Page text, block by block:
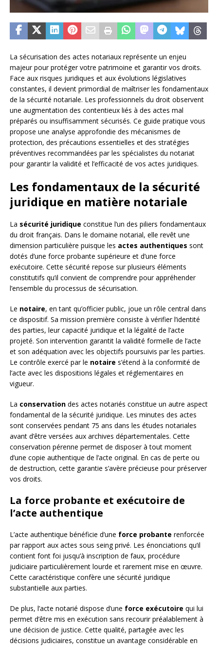
La sécurisation des actes notariaux représente un enjeu
majeur pour protéger votre patrimoine et garantir vos droits.
Face aux risques juridiques et aux évolutions législatives
constantes, il devient primordial de maîtriser les fondamentaux
de la sécurité notariale. Les professionnels du droit observent
une augmentation des contentieux liés à des actes mal
préparés ou insuffisamment sécurisés. Ce guide pratique vous
propose une analyse approfondie des mécanismes de
protection, des précautions essentielles et des stratégies
préventives recommandées par les spécialistes du notariat
pour garantir la validité et l’efficacité de vos actes juridiques.
Les fondamentaux de la sécurité
juridique en matière notariale
La sécurité juridique constitue l’un des piliers fondamentaux
du droit français. Dans le domaine notarial, elle revêt une
dimension particulière puisque les actes authentiques sont
dotés d’une force probante supérieure et d’une force
exécutoire. Cette sécurité repose sur plusieurs éléments
constitutifs qu’il convient de comprendre pour appréhender
l’ensemble du processus de sécurisation.
Le notaire, en tant qu’officier public, joue un rôle central dans
ce dispositif. Sa mission première consiste à vérifier l’identité
des parties, leur capacité juridique et la légalité de l’acte
projeté. Son intervention garantit la validité formelle de l’acte
et son adéquation avec les objectifs poursuivis par les parties.
Le contrôle exercé par le notaire s’étend à la conformité de
l’acte avec les dispositions légales et réglementaires en
vigueur.
La conservation des actes notariés constitue un autre aspect
fondamental de la sécurité juridique. Les minutes des actes
sont conservées pendant 75 ans dans les études notariales
avant d’être versées aux archives départementales. Cette
conservation pérenne permet de disposer à tout moment
d’une copie authentique de l’acte original. En cas de perte ou
de destruction, cette garantie s’avère précieuse pour préserver
vos droits.
La force probante et exécutoire de
l’acte authentique
L’acte authentique bénéficie d’une force probante renforcée
par rapport aux actes sous seing privé. Les énonciations qu’il
contient font foi jusqu’à inscription de faux, procédure
judiciaire particulièrement lourde et rarement mise en œuvre.
Cette caractéristique confère une sécurité juridique
substantielle aux parties.
De plus, l’acte notarié dispose d’une force exécutoire qui lui
permet d’être mis en exécution sans recourir préalablement à
une décision de justice. Cette qualité, partagée avec les
décisions judiciaires, constitue un avantage considérable en